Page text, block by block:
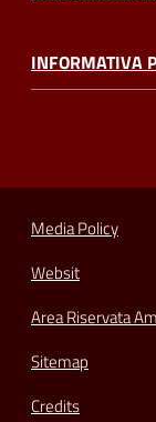
INFORMATIVA
Media Policy
Websit
Area Riservata
Sitemap
Credits